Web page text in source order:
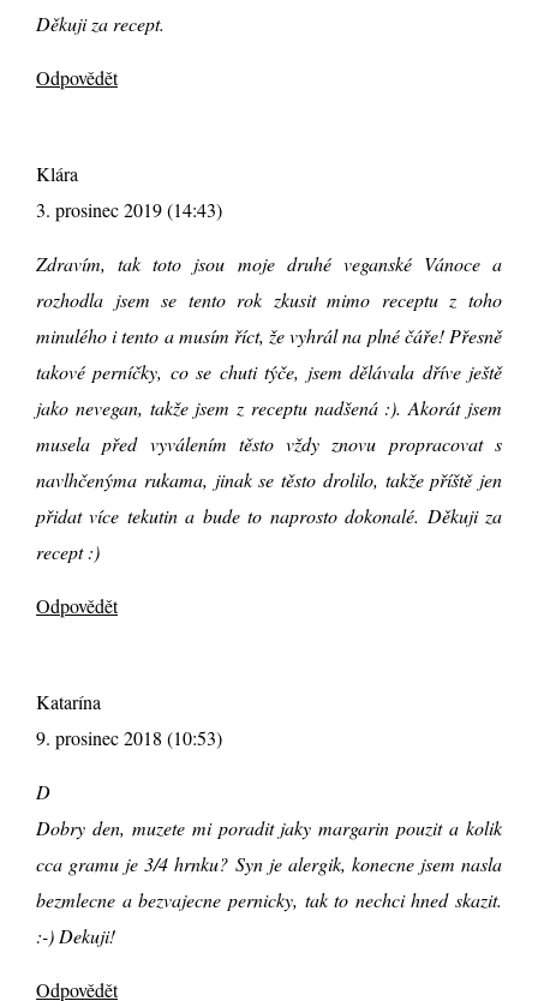
Děkuji za recept.
Odpovědět
Klára
3. prosinec 2019 (14:43)
Zdravím, tak toto jsou moje druhé veganské Vánoce a
rozhodla jsem se tento rok zkusit mimo receptu z toho
minulého i tento a musím říct, že vyhrál na plné čáře! Přesně
takové perníčky, co se chuti týče, jsem dělávala dříve ještě
jako nevegan, takže jsem z receptu nadšená :). Akorát jsem
musela před vyválením těsto vždy znovu propracovat s
navlhčenýma rukama, jinak se těsto drolilo, takže příště jen
přidat více tekutin a bude to naprosto dokonalé. Děkuji za
recept :)
Odpovědět
Katarína
9. prosinec 2018 (10:53)
D
Dobry den, muzete mi poradit jaky margarin pouzit a kolik
cca gramu je 3/4 hrnku? Syn je alergik, konecne jsem nasla
bezmlecne a bezvajecne pernicky, tak to nechci hned skazit.
:-) Dekuji!
Odpovědět